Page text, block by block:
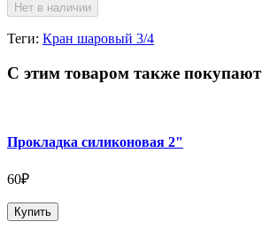
Нет в наличии
Теги: Кран шаровый 3/4
С этим товаром также покупают
Прокладка силиконовая 2"
60₽
Купить